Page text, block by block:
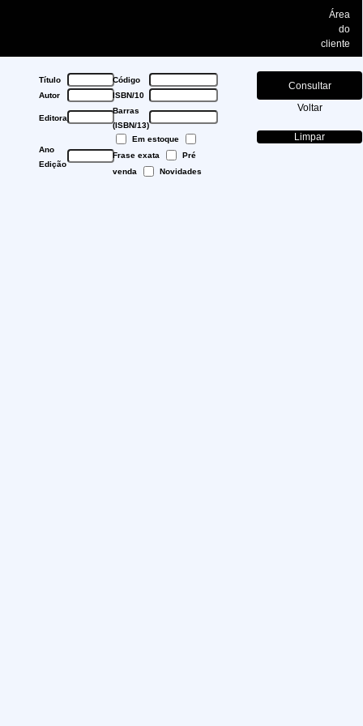
Área
do
cliente
Título
Código
Autor
ISBN/10
Editora
Barras
(ISBN/13)
Ano
Edição
Em estoque
Frase exata
Pré
venda
Novidades
Voltar